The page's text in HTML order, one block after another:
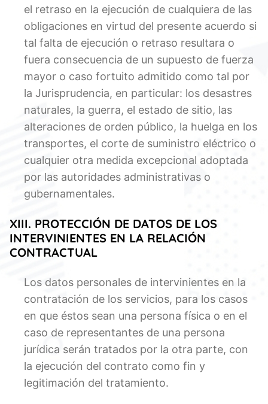
el retraso en la ejecución de cualquiera de las
obligaciones en virtud del presente acuerdo si
tal falta de ejecución o retraso resultara o
fuera consecuencia de un supuesto de fuerza
mayor o caso fortuito admitido como tal por
la Jurisprudencia, en particular: los desastres
naturales, la guerra, el estado de sitio, las
alteraciones de orden público, la huelga en los
transportes, el corte de suministro eléctrico o
cualquier otra medida excepcional adoptada
por las autoridades administrativas o
gubernamentales.
XIII. PROTECCIÓN DE DATOS DE LOS
INTERVINIENTES EN LA RELACIÓN
CONTRACTUAL
Los datos personales de intervinientes en la
contratación de los servicios, para los casos
en que éstos sean una persona física o en el
caso de representantes de una persona
jurídica serán tratados por la otra parte, con
la ejecución del contrato como fin y
legitimación del tratamiento.